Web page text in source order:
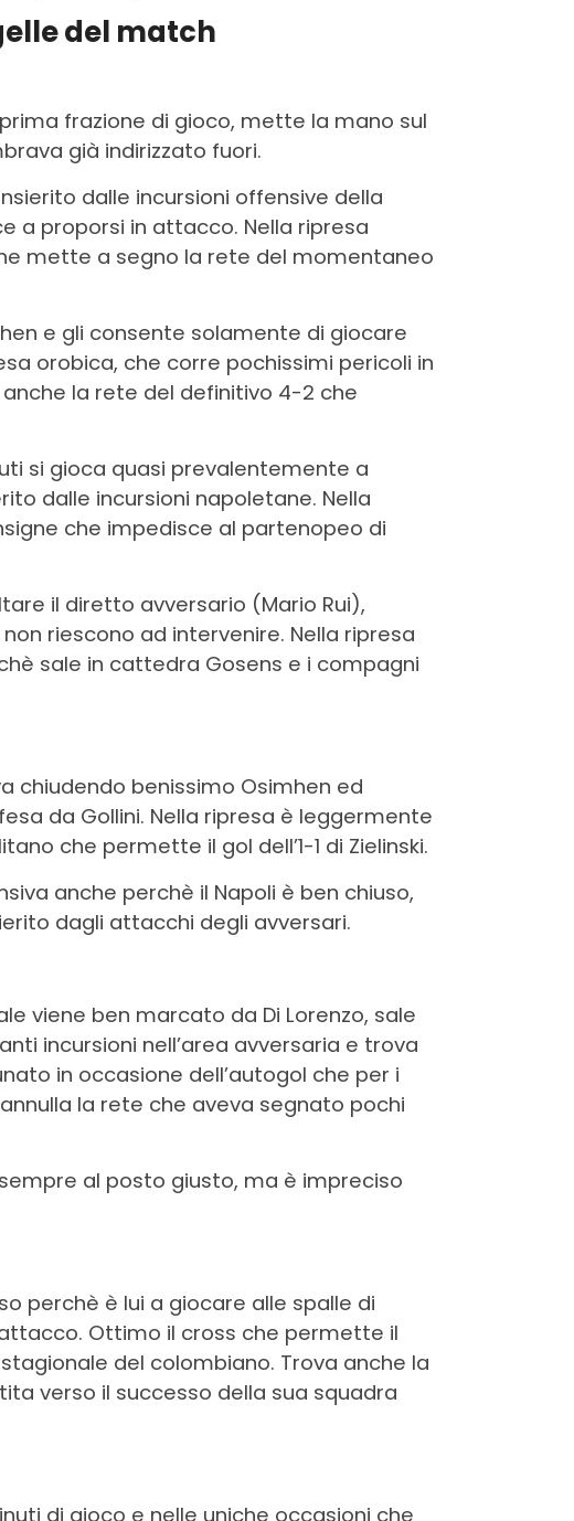
del match
frazione di gioco, mette la mano sul
già indirizzato fuori.
dalle incursioni offensive della
a proporsi in attacco. Nella ripresa
mette a segno la rete del momentaneo
e gli consente solamente di giocare
orobica, che corre pochissimi pericoli in
la rete del definitivo 4-2 che
si gioca quasi prevalentemente a
dalle incursioni napoletane. Nella
che impedisce al partenopeo di
il diretto avversario (Mario Rui),
riescono ad intervenire. Nella ripresa
sale in cattedra Gosens e i compagni
chiudendo benissimo Osimhen ed
da Gollini. Nella ripresa è leggermente
che permette il gol dell’1-1 di Zielinski.
anche perchè il Napoli è ben chiuso,
dagli attacchi degli avversari.
viene ben marcato da Di Lorenzo, sale
incursioni nell’area avversaria e trova
in occasione dell’autogol che per i
la rete che aveva segnato pochi
al posto giusto, ma è impreciso
perchè è lui a giocare alle spalle di
Ottimo il cross che permette il
del colombiano. Trova anche la
verso il successo della sua squadra
di gioco e nelle uniche occasioni che